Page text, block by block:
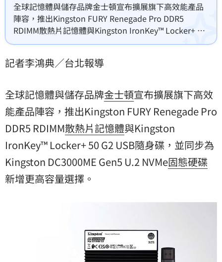
全球記憶體與儲存品牌金士頓宣布擴展旗下高效能產品
陣容，推出Kingston FURY Renegade Pro DDR5
RDIMM散熱片記憶體與Kingston IronKey™ Locker+ 50
G2 USB隨身碟，並同步為Kingston DC3000ME Gen5
記者李鴻典／台北報導
全球記憶體與儲存品牌金士頓宣布擴展旗下高效
能產品陣容，推出Kingston FURY Renegade Pro
DDR5 RDIMM散熱片記憶體與Kingston
IronKey™ Locker+ 50 G2 USB隨身碟，並同步為
Kingston DC3000ME Gen5 U.2 NVMe固態硬碟
新增更高容量選擇。